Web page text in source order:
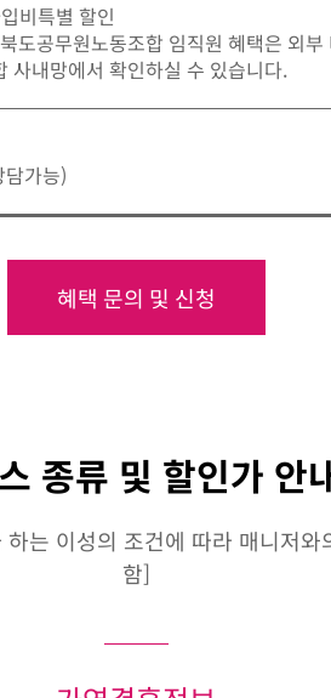
비특별 할인
도공무원노동조합 임직원 혜택은 외
사내망에서 확인하실 수 있습니다.
가능)
혜택 문의 및 신청
종류 및 할인가 안
는 이성의 조건에 따라 매니저
함]